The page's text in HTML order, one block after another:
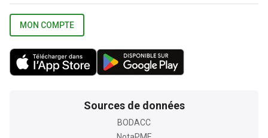
MON COMPTE
Sources de données
BODACC